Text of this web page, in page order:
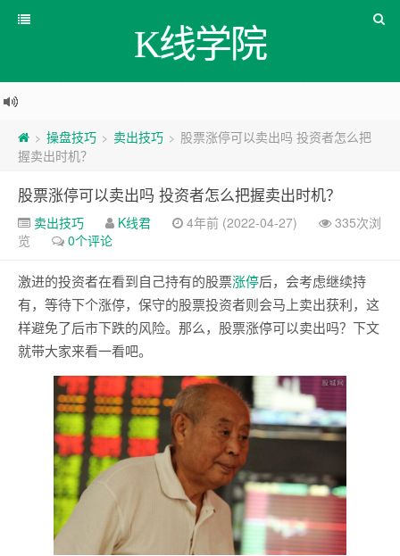
K线学院
> 操盘技巧 > 卖出技巧 > 股票涨停可以卖出吗 投资者怎么把
握卖出时机？
股票涨停可以卖出吗 投资者怎么把握卖出时机？
卖出技巧 K线君 4年前 (2022-04-27)
335次浏
览
0个评论
激进的投资者在看到自己持有的股票涨停后，会考虑继续持
有，等待下个涨停，保守的股票投资者则会马上卖出获利，这
样避免了后市下跌的风险。那么，股票涨停可以卖出吗？下文
就带大家来看一看吧。